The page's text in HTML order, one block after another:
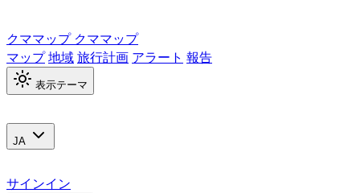
クママップ クママップ
マップ地域旅行計画 アラート 報告
表示テーマ
JA
サインイン